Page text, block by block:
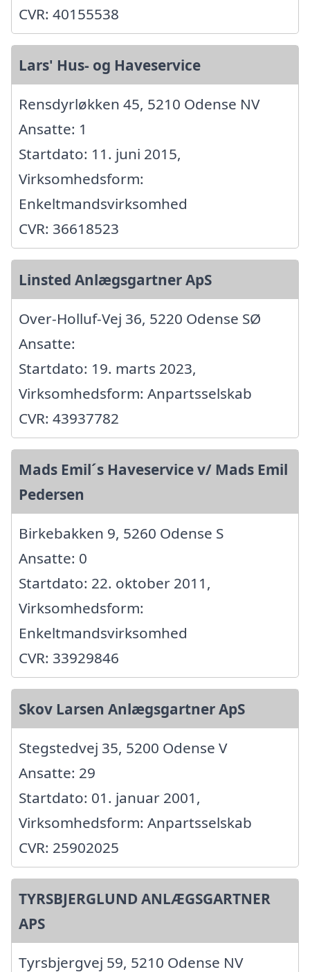
CVR: 40155538
Lars' Hus- og Haveservice
Rensdyrløkken 45, 5210 Odense NV
Ansatte: 1
Startdato: 11. juni 2015,
Virksomhedsform:
Enkeltmandsvirksomhed
CVR: 36618523
Linsted Anlægsgartner ApS
Over-Holluf-Vej 36, 5220 Odense SØ
Ansatte:
Startdato: 19. marts 2023,
Virksomhedsform: Anpartsselskab
CVR: 43937782
Mads Emil´s Haveservice v/ Mads Emil
Pedersen
Birkebakken 9, 5260 Odense S
Ansatte: 0
Startdato: 22. oktober 2011,
Virksomhedsform:
Enkeltmandsvirksomhed
CVR: 33929846
Skov Larsen Anlægsgartner ApS
Stegstedvej 35, 5200 Odense V
Ansatte: 29
Startdato: 01. januar 2001,
Virksomhedsform: Anpartsselskab
CVR: 25902025
TYRSBJERGLUND ANLÆGSGARTNER
APS
Tyrsbjergvej 59, 5210 Odense NV